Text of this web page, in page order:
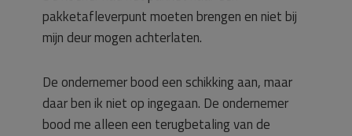
pakketafleverpunt moeten brengen en niet bij
mijn deur mogen achterlaten.
De ondernemer bood een schikking aan, maar
daar ben ik niet op ingegaan. De ondernemer
bood me alleen een terugbetaling van de